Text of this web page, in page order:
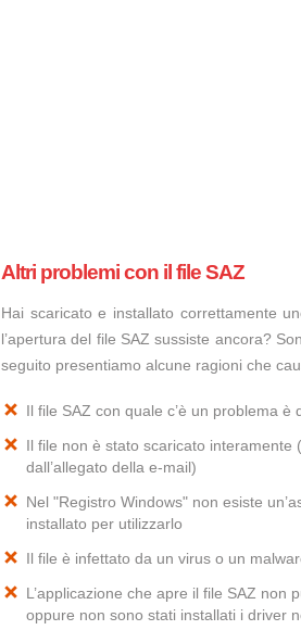
Altri problemi con il file SAZ
Hai scaricato e installato correttamente
l’apertura del file SAZ sussiste ancora?
seguito presentiamo alcune ragioni che
Il file SAZ con quale c’è un problema è
Il file non è stato scaricato interamente
dall’allegato della e-mail)
Nel "Registro Windows" non esiste
installato per utilizzarlo
Il file è infettato da un virus o un
L’applicazione che apre il file SAZ non
oppure non sono stati installati i driver